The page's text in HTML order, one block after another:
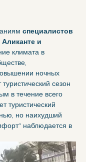
специалистов
и
климата в
ночных
сезон
в течение всего
туристический
но наихудший
наблюдается в